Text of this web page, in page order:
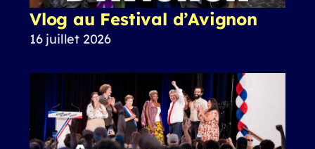
Vlog au Festival d’Avignon
16 juillet 2026